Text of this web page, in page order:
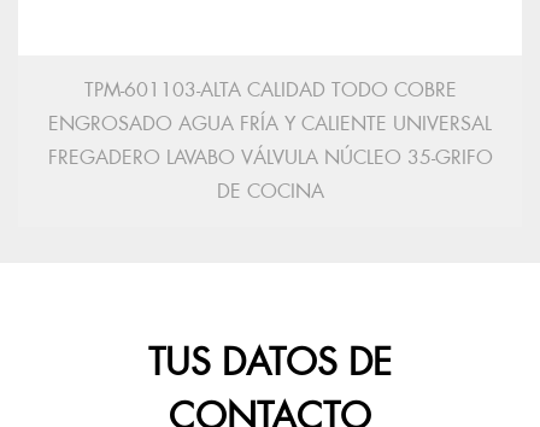
TPM-601103-ALTA CALIDAD TODO COBRE
ENGROSADO AGUA FRÍA Y CALIENTE UNIVERSAL
FREGADERO LAVABO VÁLVULA NÚCLEO 35-GRIFO
DE COCINA
TUS DATOS DE
CONTACTO